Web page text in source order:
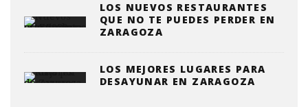
LOS NUEVOS RESTAURANTES
QUE NO TE PUEDES PERDER EN
ZARAGOZA
LOS MEJORES LUGARES PARA
DESAYUNAR EN ZARAGOZA